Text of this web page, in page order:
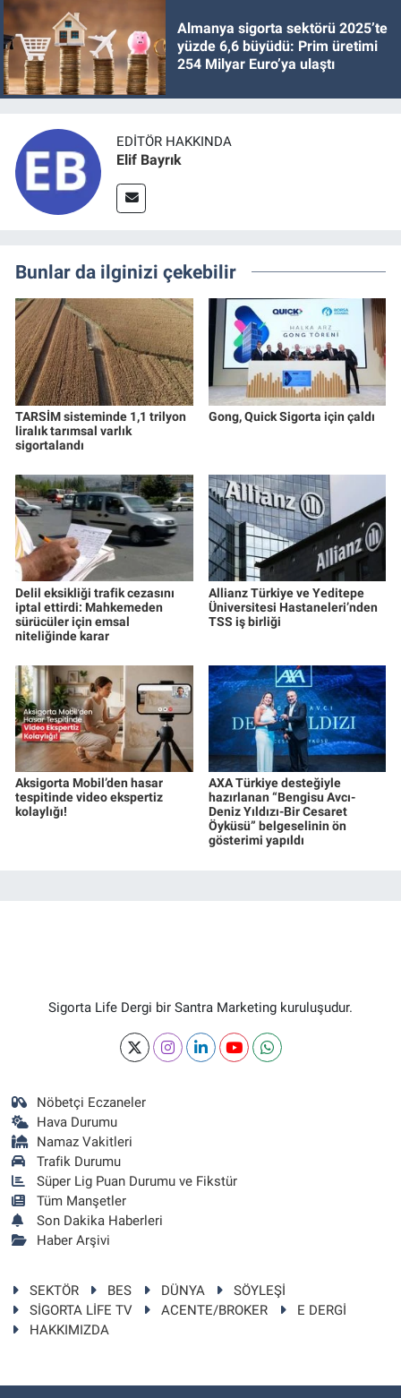
Almanya sigorta sektörü 2025’te
yüzde 6,6 büyüdü: Prim üretimi
254 Milyar Euro’ya ulaştı
EDITÖR HAKKINDA
Elif Bayrık
Bunlar da ilginizi çekebilir
TARSİM sisteminde 1,1 trilyon
liralık tarımsal varlık
sigortalandı
Gong, Quick Sigorta için çaldı
Delil eksikliği trafik cezasını
iptal ettirdi: Mahkemeden
sürücüler için emsal
niteliğinde karar
Allianz Türkiye ve Yeditepe
Üniversitesi Hastaneleri’nden
TSS iş birliği
Aksigorta Mobil’den hasar
tespitinde video ekspertiz
kolaylığı!
AXA Türkiye desteğiyle
hazırlanan “Bengisu Avcı-
Deniz Yıldızı-Bir Cesaret
Öyküsü” belgeselinin ön
gösterimi yapıldı
Sigorta Life Dergi bir Santra Marketing kuruluşudur.
Nöbetçi Eczaneler
Hava Durumu
Namaz Vakitleri
Trafik Durumu
Süper Lig Puan Durumu ve Fikstür
Tüm Manşetler
Son Dakika Haberleri
Haber Arşivi
SEKTÖR BES DÜNYA
SÖYLEŞİ
SİGORTA LİFE TV
ACENTE/BROKER
E DERGİ
HAKKIMIZDA